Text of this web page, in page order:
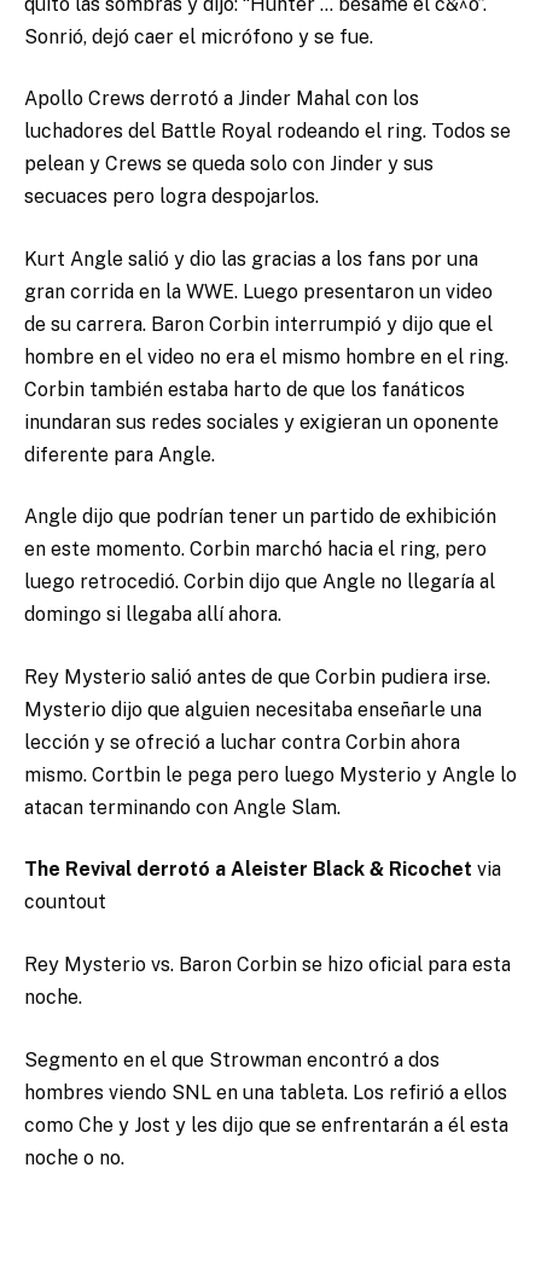
Sonrió, dejó caer el micrófono y se fue.
Apollo Crews derrotó a Jinder Mahal con los
luchadores del Battle Royal rodeando el ring. Todos se
pelean y Crews se queda solo con Jinder y sus
secuaces pero logra despojarlos.
Kurt Angle salió y dio las gracias a los fans por una
gran corrida en la WWE. Luego presentaron un video
de su carrera. Baron Corbin interrumpió y dijo que el
hombre en el video no era el mismo hombre en el ring.
Corbin también estaba harto de que los fanáticos
inundaran sus redes sociales y exigieran un oponente
diferente para Angle.
Angle dijo que podrían tener un partido de exhibición
en este momento. Corbin marchó hacia el ring, pero
luego retrocedió. Corbin dijo que Angle no llegaría al
domingo si llegaba allí ahora.
Rey Mysterio salió antes de que Corbin pudiera irse.
Mysterio dijo que alguien necesitaba enseñarle una
lección y se ofreció a luchar contra Corbin ahora
mismo. Cortbin le pega pero luego Mysterio y Angle lo
atacan terminando con Angle Slam.
The Revival derrotó a Aleister Black & Ricochet via
countout
Rey Mysterio vs. Baron Corbin se hizo oficial para esta
noche.
Segmento en el que Strowman encontró a dos
hombres viendo SNL en una tableta. Los refirió a ellos
como Che y Jost y les dijo que se enfrentarán a él esta
noche o no.